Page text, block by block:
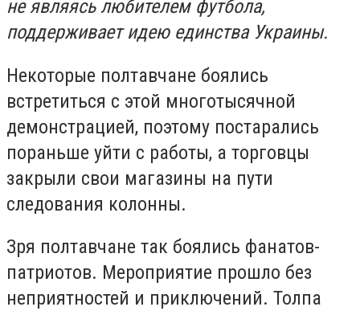
не являясь любителем футбола,
поддерживает идею единства Украины.
Некоторые полтавчане боялись
встретиться с этой многотысячной
демонстрацией, поэтому постарались
пораньше уйти с работы, а торговцы
закрыли свои магазины на пути
следования колонны.
Зря полтавчане так боялись фанатов-
патриотов. Мероприятие прошло без
неприятностей и приключений. Толпа